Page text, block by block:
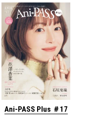
Ani-PASS Plus ＃17